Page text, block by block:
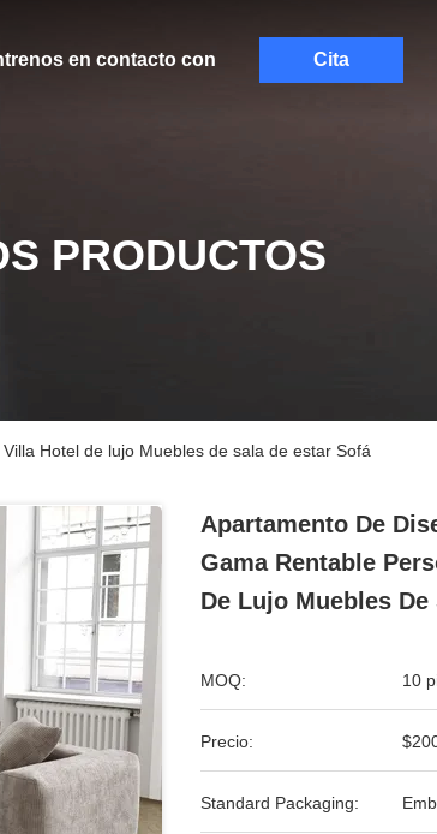
en contacto con Cita
PRODUCTOS
Hotel de lujo Muebles de sala de estar Sofá
Apartamento De
Gama Rentable
De Lujo Muebles
MOQ: 10
Precio:
Standard Packaging: